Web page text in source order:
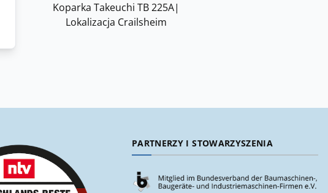
Koparka Takeuchi TB 225A|
Lokalizacja Crailsheim
PARTNERZY I STOWARZYSZENIA